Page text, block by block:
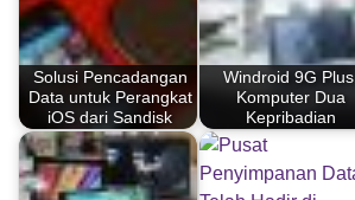
Solusi Pencadangan
Data untuk Perangkat
iOS dari Sandisk
Windroid 9G Plus,
Komputer Dua
Kepribadian